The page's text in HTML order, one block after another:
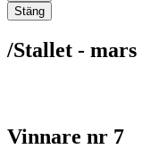
Stäng
/Stallet - mars
Vinnare nr 7